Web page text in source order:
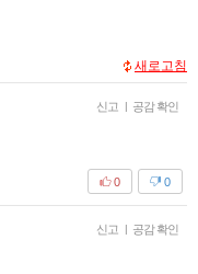
새로고침
신고 | 공감 확인
0
0
신고 | 공감 확인